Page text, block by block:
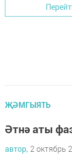
ҖӘМГЫЯТЬ
Әтнә аты
автор, 2 октябрь